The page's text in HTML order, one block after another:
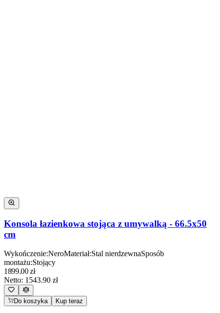
Konsola łazienkowa stojąca z umywalką - 66.5x50
cm
Wykończenie:NeroMateriał:Stal nierdzewnaSposób
montażu:Stojący
1899.00zł
Netto: 1543.90 zł
Do koszyka Kup teraz